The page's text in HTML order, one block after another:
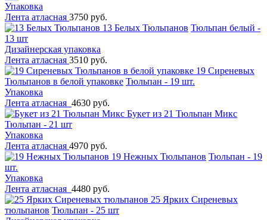
Упаковка
Лента атласная 3750 руб.
13 Белых Тюльпанов Тюльпан белый -
13 шт
Дизайнерская упаковка
Лента атласная 3510 руб.
19 Сиреневых
Тюльпанов в белой упаковке Тюльпан - 19 шт.
Упаковка
Лента атласная 4630 руб.
Букет из 21 Тюльпан Микс
Тюльпан - 21 шт
Упаковка
Лента атласная 4970 руб.
19 Нежных Тюльпанов Тюльпан - 19
шт.
Упаковка
Лента атласная 4480 руб.
25 Ярких Сиреневых
тюльпанов Тюльпан - 25 шт